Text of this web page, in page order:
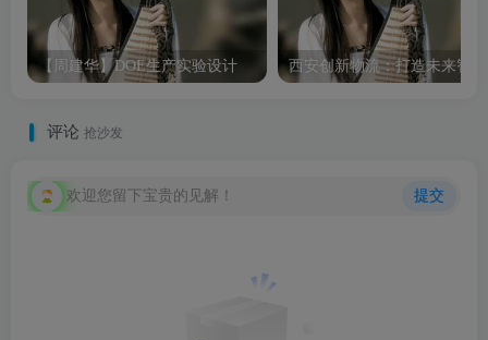
【周建华】DOE生产实验设计
评论 抢沙发
欢迎您留下宝贵的见解！ 提交